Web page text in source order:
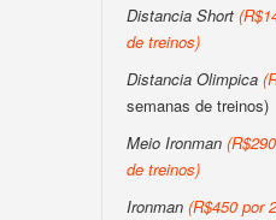
Distancia Short (
de treinos)
Distancia Olimpica (
semanas de treinos)
Meio Ironman (
de treinos)
Ironman (R$450 por